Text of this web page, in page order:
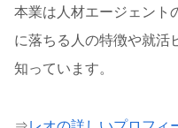
本業は人材エージェント
に落ちる人の特徴や就活
知っています。